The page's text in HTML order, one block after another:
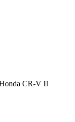
CR-V II